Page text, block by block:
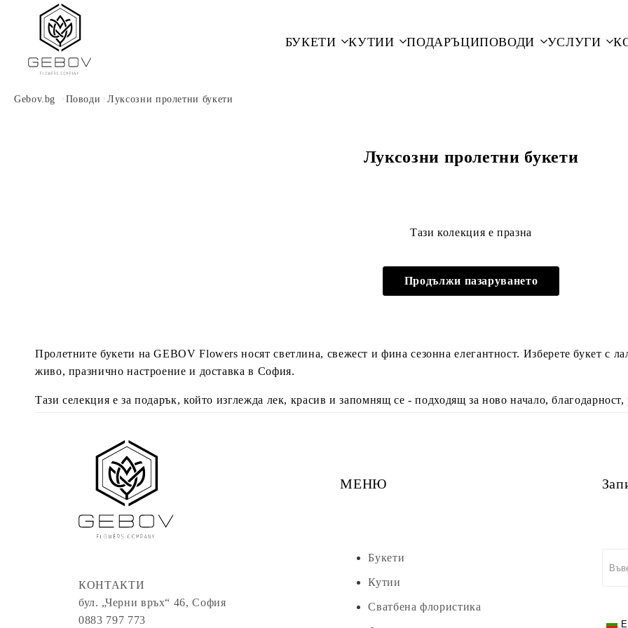
БУКЕТИ КУТИИ ПОДАРЪЦИПОВОДИ УСЛУГИ
Gebov.bg Поводи Луксозни пролетни букети
Луксозни пролетни букети
Тази колекция е празна
Продължи пазаруването
Пролетните букети на GEBOV Flowers носят светлина, свежест и фина сезонна елегантност. Изберете букет с
живо, празнично настроение и доставка в София.
Тази селекция е за подарък, който изглежда лек, красив и запомнящ се - подходящ за ново начало,
КОНТАКТИ
бул. „Черни връх“ 46, София
0883 797 773
МЕНЮ
Букети
Кутии
Сватбена флористика
съдържанието